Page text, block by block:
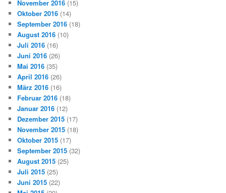
November 2016 (15)
Oktober 2016 (14)
September 2016 (18)
August 2016 (10)
Juli 2016 (16)
Juni 2016 (26)
Mai 2016 (35)
April 2016 (26)
März 2016 (16)
Februar 2016 (18)
Januar 2016 (12)
Dezember 2015 (17)
November 2015 (18)
Oktober 2015 (17)
September 2015 (32)
August 2015 (25)
Juli 2015 (25)
Juni 2015 (22)